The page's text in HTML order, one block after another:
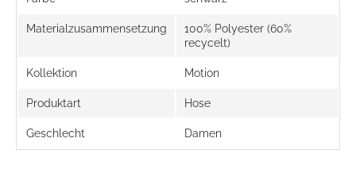
Materialzusammensetzung
100% Polyester (60%
recycelt)
Kollektion Motion
Produktart Hose
Geschlecht Damen